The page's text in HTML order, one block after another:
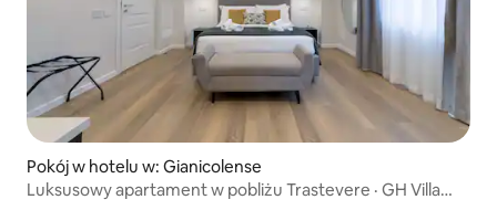
Pokój w hotelu w: Gianicolense
Luksusowy apartament w pobliżu Trastevere · GH Villa